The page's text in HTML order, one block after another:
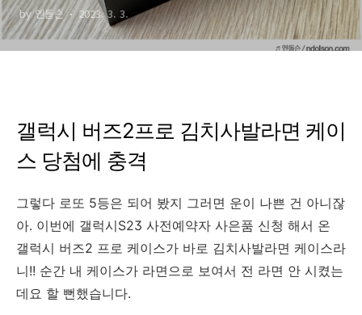
by 엔돌슨 2023. 3. 3.
갤럭시 버즈2프로 김치사발라면 케이
스 당첨에 충격
그렇다 로또 5등은 되어 봤지 그러면 운이 나쁜 건 아니잖
아. 이번에 갤럭시S23 사전예약자 사은품 신청 해서 온
갤럭시 버즈2 프로 케이스가 바로 김치사발라면 케이스라
니!! 순간 내 케이스가 라면으로 보여서 전 라면 안 시켰는
데요 할 뻔했습니다.